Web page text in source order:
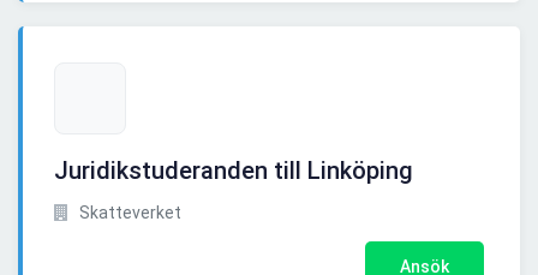
Juridikstuderanden till Linköping
Skatteverket
Ansök